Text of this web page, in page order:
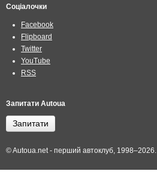
Соціалочки
Facebook
Flipboard
Twitter
YouTube
RSS
Запитати Autoua
Запитати
© Autoua.net - перший автоклуб, 1998–2026.